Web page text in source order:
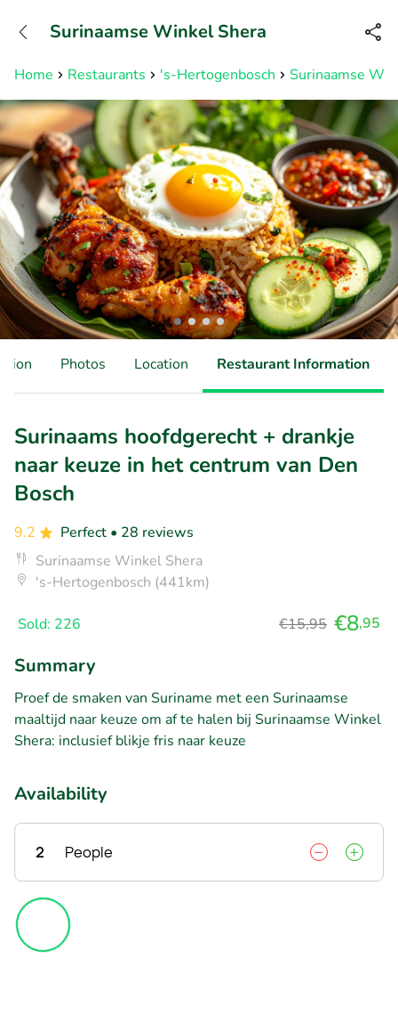
Available until 23:00
Home Restaurants 's-Hertogenbosch Surinaamse
Surinaamse Winkel Shera
Photos Location Restaurant Information
Surinaams hoofdgerecht + drankje
naar keuze in het centrum van Den
Bosch
9.2 Perfect • 28 reviews
Surinaamse Winkel Shera
's-Hertogenbosch (441km)
Sold: 226 €15,95 €8,95
Summary
Proef de smaken van Suriname met een Surinaamse
maaltijd naar keuze om af te halen bij Surinaamse Winkel
Shera: inclusief blikje fris naar keuze
Availability
2 People